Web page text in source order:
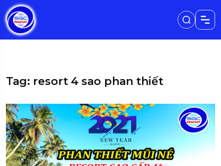
Tag: resort 4 sao phan thiết